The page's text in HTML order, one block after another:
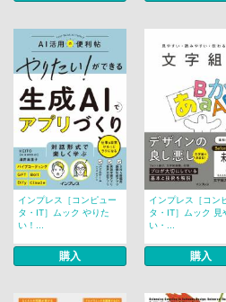
インプレス［コンピュー
タ・IT］ムック やりた
い！...
購入
インプレス［コン
タ・IT］ムック 見
い・...
購入